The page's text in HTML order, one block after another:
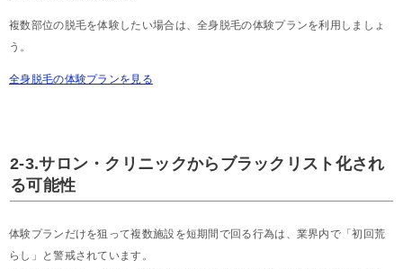
複数部位の脱毛を体験したい場合は、全身脱毛の体験プランを利用しましょ
う。
全身脱毛の体験プランを見る
2-3.サロン・クリニックからブラックリスト化され
る可能性
体験プランだけを狙って複数施設を短期間で回る行為は、業界内で「初回荒
らし」と警戒されています。